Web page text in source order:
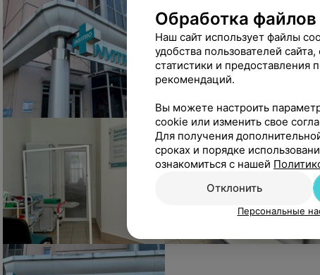
Обработка
Наш сайт использует файлы
удобства пользователей
статистики и предоставления
рекомендаций.
Вы можете настроить
cookie или изменить свое
Для получения
сроках и порядке
ознакомиться с нашей
Отклонить
Персональные